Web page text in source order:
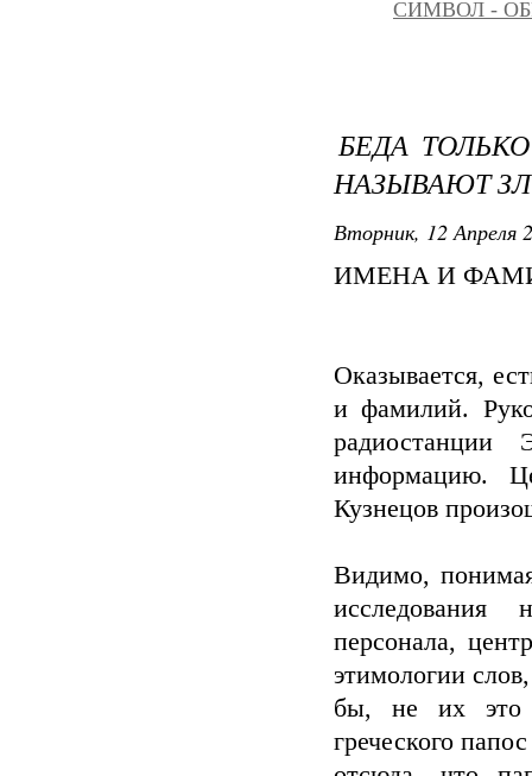
СИМВОЛ -
БЕДА
НАЗЫВАЮТ
Вторник, 12 Апреля
ИМЕНА И
Оказывается,
и фамилий.
радиостанции
информацию.
Кузнецов
Видимо,
исследования
персонала,
этимологии
бы, не их это
греческого